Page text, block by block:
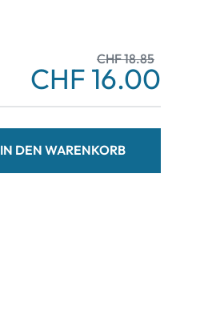
CHF 18.85
CHF 16.00
IN DEN WARENKORB